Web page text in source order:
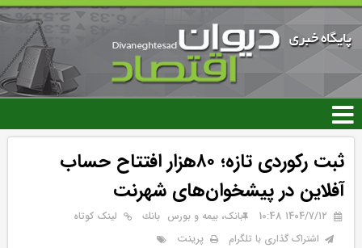
رفتن
محتوای
اصلی
ثبت رکوردی تازه؛ ۸۰هزار افتتاح حساب
آفلاین در پیشخوان‌های شهرنت
۱۴۰۴/۷/۱۲ 10:48 بانک، بیمه و بورس بانك
لینک کوتاه
اشتراک گذاری با تلگرام
پرینت